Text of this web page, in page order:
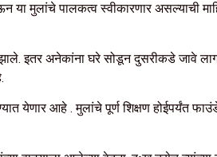
या मुलांचे पालकत्व स्वीकारणार असल्याची
इतर अनेकांना घरे सोडून दुसरीकडे जावे
येणार आहे . मुलांचे पूर्ण शिक्षण